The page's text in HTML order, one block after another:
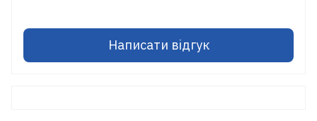
Написати відгук